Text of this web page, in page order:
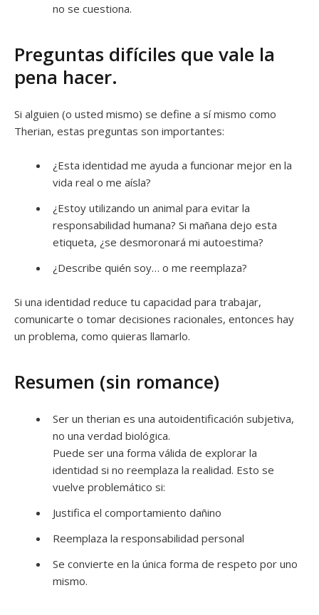
no se cuestiona.
Preguntas difíciles que vale la
pena hacer.
Si alguien (o usted mismo) se define a sí mismo como
Therian, estas preguntas son importantes:
¿Esta identidad me ayuda a funcionar mejor en la
vida real o me aísla?
¿Estoy utilizando un animal para evitar la
responsabilidad humana? Si mañana dejo esta
etiqueta, ¿se desmoronará mi autoestima?
¿Describe quién soy… o me reemplaza?
Si una identidad reduce tu capacidad para trabajar,
comunicarte o tomar decisiones racionales, entonces hay
un problema, como quieras llamarlo.
Resumen (sin romance)
Ser un therian es una autoidentificación subjetiva,
no una verdad biológica.
Puede ser una forma válida de explorar la
identidad si no reemplaza la realidad. Esto se
vuelve problemático si:
Justifica el comportamiento dañino
Reemplaza la responsabilidad personal
Se convierte en la única forma de respeto por uno
mismo.